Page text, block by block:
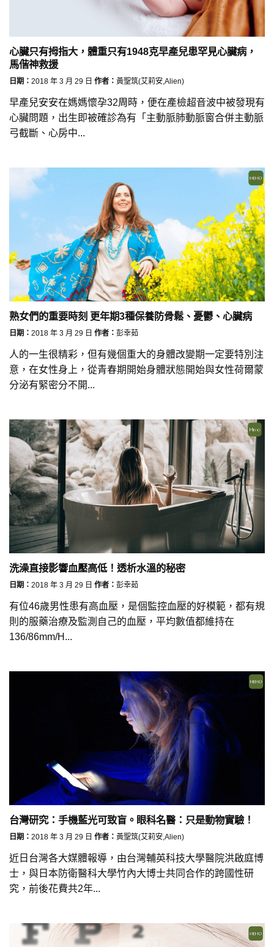
心臟只有拇指大，體重只有1948克早產兒患罕見心臟病，
馬偕神救援
日期： 2018 年 3 月 29 日 作者： 黃聖筑(艾莉安,Alien)
早產兒安安在媽媽懷孕32周時，便在產檢超音波中被發現有
心臟問題，出生即被確診為有「主動脈肺動脈窗合併主動脈
弓截斷、心房中...
熟女們的重要時刻 更年期3種保養防骨鬆、憂鬱、心臟病
日期： 2018 年 3 月 29 日 作者： 彭幸茹
人的一生很精彩，但有幾個重大的身體改變期一定要特別注
意，在女性身上，從青春期開始身體狀態開始與女性荷爾蒙
分泌有緊密分不開...
洗澡直接影響血壓高低！透析水溫的秘密
日期： 2018 年 3 月 29 日 作者： 彭幸茹
有位46歲男性患有高血壓，是個監控血壓的好模範，都有規
則的服藥治療及監測自己的血壓，平均數值都維持在
136/86mm/H...
台灣研究：手機藍光可致盲。眼科名醫：只是動物實驗！
日期： 2018 年 3 月 29 日 作者： 黃聖筑(艾莉安,Alien)
近日台灣各大媒體報導，由台灣輔英科技大學醫院洪啟庭博
士，與日本防衛醫科大學竹內大博士共同合作的跨國性研
究，前後花費共2年...